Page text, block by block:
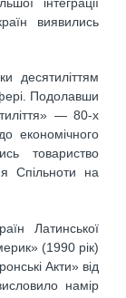
виявились
десятиліттям
Подолавши
— 80-х
економічного
товариство
Спільноти на
Латинської
(1990 рік)
Акти» від
намір